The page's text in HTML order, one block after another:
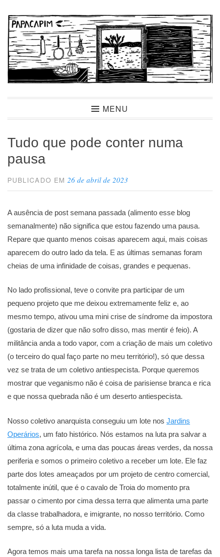
para
conteúdo
PapacapimMENU
Tudo que pode conter numa
pausa
PUBLICADO EM 26 de abril de 2023
A ausência de post semana passada (alimento esse blog
semanalmente) não significa que estou fazendo uma pausa.
Repare que quanto menos coisas aparecem aqui, mais coisas
aparecem do outro lado da tela. E as últimas semanas foram
cheias de uma infinidade de coisas, grandes e pequenas.
No lado profissional, teve o convite pra participar de um
pequeno projeto que me deixou extremamente feliz e, ao
mesmo tempo, ativou uma mini crise de síndrome da impostora
(gostaria de dizer que não sofro disso, mas mentir é feio). A
militância anda a todo vapor, com a criação de mais um coletivo
(o terceiro do qual faço parte no meu território!), só que dessa
vez se trata de um coletivo antiespecista. Porque queremos
mostrar que veganismo não é coisa de parisiense branca e rica
e que nossa quebrada não é um deserto antiespecista.
Nosso coletivo anarquista conseguiu um lote nos Jardins
Operários, um fato histórico. Nós estamos na luta pra salvar a
última zona agrícola, e uma das poucas áreas verdes, da nossa
periferia e somos o primeiro coletivo a receber um lote. Ele faz
parte dos lotes ameaçados por um projeto de centro comercial,
totalmente inútil, que é o cavalo de Troia do momento pra
passar o cimento por cima dessa terra que alimenta uma parte
da classe trabalhadora, e imigrante, no nosso território. Como
sempre, só a luta muda a vida.
Agora temos mais uma tarefa na nossa longa lista de tarefas da